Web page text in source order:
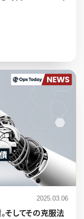
2025.03.06
そしてその克服法